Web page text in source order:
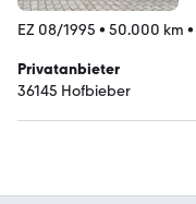
EZ 08/1995 • 50.000 km •
Privatanbieter
36145 Hofbieber